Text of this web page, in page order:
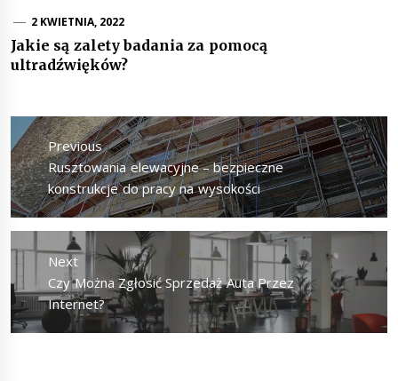
2 KWIETNIA, 2022
Jakie są zalety badania za pomocą
ultradźwięków?
Nawigacja
wpisuPrevious
Previous
post:
Rusztowania elewacyjne – bezpieczne
konstrukcje do pracy na wysokości
Next
Next
post:
Czy Można Zgłosić Sprzedaż Auta Przez
Internet?